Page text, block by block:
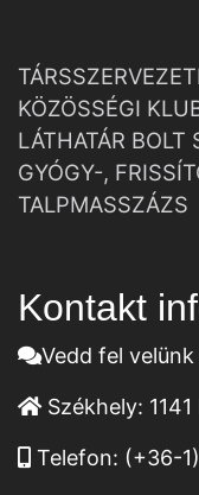
KÖZÖSSÉGI
LÁTHATÁR BOLT
GYÓGY-,
TALPMASSZÁZS
Kontakt
Vedd fel
Székhely:
Telefon: (+36-